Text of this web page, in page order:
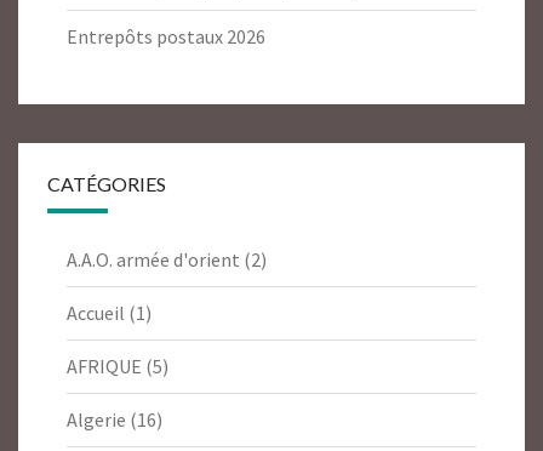
Entrepôts postaux 2026
CATÉGORIES
A.A.O. armée d'orient (2)
Accueil (1)
AFRIQUE (5)
Algerie (16)